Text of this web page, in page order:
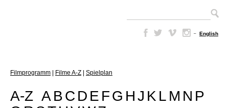
– English
Filmprogramm Filme A-Z Spielplan
A-Z A BC D E FG HJ K L M N P